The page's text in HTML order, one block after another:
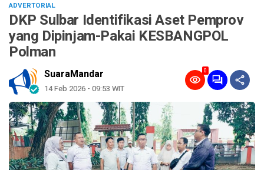
ADVERTORIAL
DKP Sulbar Identifikasi Aset Pemprov
yang Dipinjam-Pakai KESBANGPOL
Polman
SuaraMandar
14 Feb 2026 - 09:53 WIT
0